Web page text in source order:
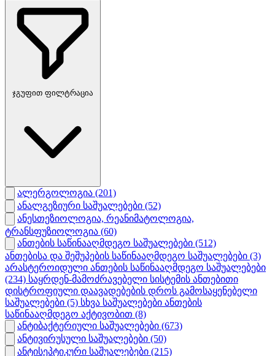
ჯგუფით ფილტრაცია
ალერგოლოგია (201)
ანალგეზიური საშუალებები (52)
ანესთეზიოლოგია, რეანიმატოლოგია,
ტრანსფუზიოლოგია (60)
ანთების საწინააღმდეგო საშუალებები (512)
ანთებისა და შეშუპების საწინააღმდეგო საშუალებები (3)
არასტეროიდული ანთების საწინააღმდეგო საშუალებები
(234) საყრდენ-მამოძრავებელი სისტემის ანთებითი
დისტროფიული დაავადებების დროს გამოსაყენებელი
საშუალებები (5) სხვა საშუალებები ანთების
საწინააღმდეგო აქტივობით (8)
ანტიბაქტერიული საშუალებები (673)
ანტივირუსული საშუალებები (50)
ანტისეპტიკური საშუალებები (215)